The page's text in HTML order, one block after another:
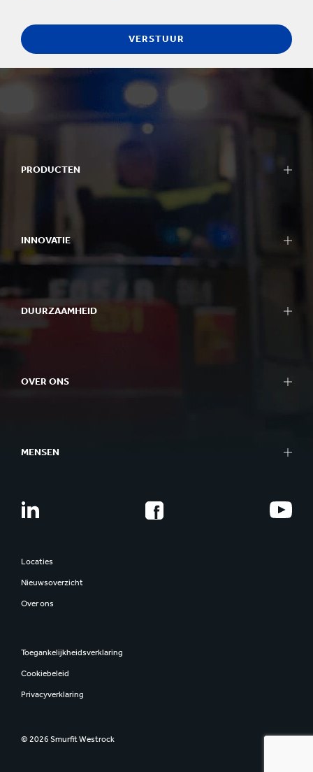
PRODUCTEN
INNOVATIE
DUURZAAMHEID
OVER ONS
MENSEN
Locaties
Nieuwsoverzicht
Over ons
Toegankelijkheidsverklaring
Cookiebeleid
Privacyverklaring
© 2026 Smurfit Westrock